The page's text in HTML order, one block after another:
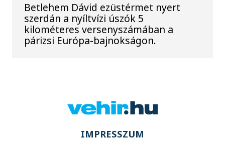
Betlehem Dávid ezüstérmet nyert
szerdán a nyíltvízi úszók 5
kilométeres versenyszámában a
párizsi Európa-bajnokságon.
IMPRESSZUM